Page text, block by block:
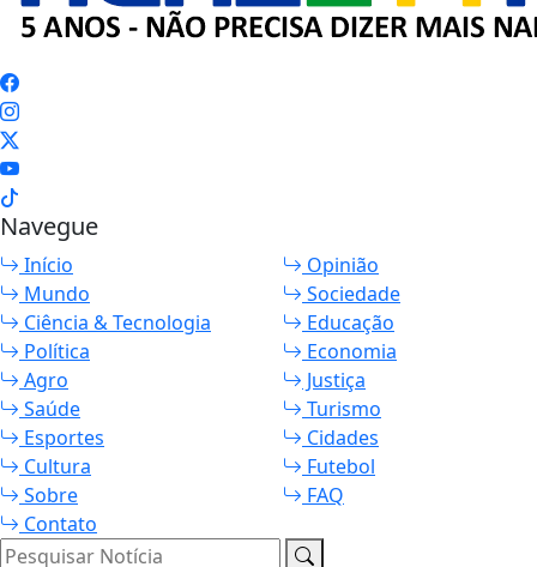
Navegue
Início
Opinião
Mundo
Sociedade
Ciência & Tecnologia
Educação
Política
Economia
Agro
Justiça
Saúde
Turismo
Esportes
Cidades
Cultura
Futebol
Sobre
FAQ
Contato
Pesquisar Notícia